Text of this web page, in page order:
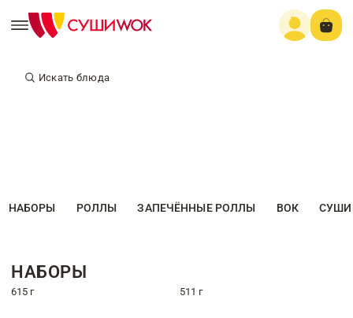
Искать блюда
НАБОРЫ РОЛЛЫ ЗАПЕЧЁННЫЕ РОЛЛЫ ВОК СУШИ
НАБОРЫ
615 г 511 г